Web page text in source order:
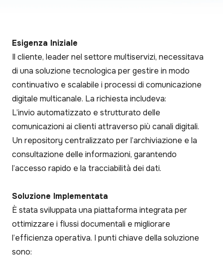
Esigenza Iniziale
Il cliente, leader nel settore multiservizi, necessitava
di una soluzione tecnologica per gestire in modo
continuativo e scalabile i processi di comunicazione
digitale multicanale. La richiesta includeva:
L’invio automatizzato e strutturato delle
comunicazioni ai clienti attraverso più canali digitali.
Un repository centralizzato per l’archiviazione e la
consultazione delle informazioni, garantendo
l’accesso rapido e la tracciabilità dei dati.
Soluzione Implementata
È stata sviluppata una piattaforma integrata per
ottimizzare i flussi documentali e migliorare
l’efficienza operativa. I punti chiave della soluzione
sono: